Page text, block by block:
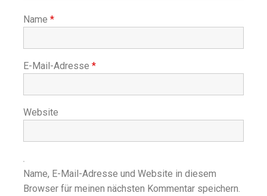
Name *
E-Mail-Adresse *
Website
Name, E-Mail-Adresse und Website in diesem
Browser für meinen nächsten Kommentar speichern.